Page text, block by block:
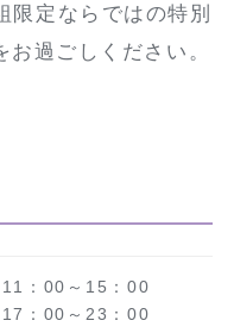
限定ならではの特別
過ごしください。
：00～15：00
：00～23：00